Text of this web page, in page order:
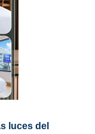
luces del